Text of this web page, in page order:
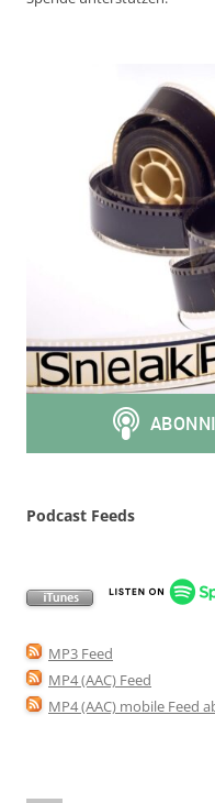
Podcast Feeds
MP3 Feed
MP4 (AAC) Feed
MP4 (AAC) mobile Feed